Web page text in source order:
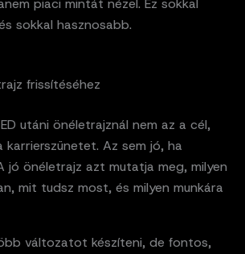
piaci mintát nézel. Ez sokkal
sokkal hasznosabb.
frissítéséhez
utáni önéletrajznál nem az a cél,
Az sem jó, ha
jó önéletrajz azt mutatja meg, milyen
mit tudsz most, és milyen munkára
változatot készíteni, de fontos,